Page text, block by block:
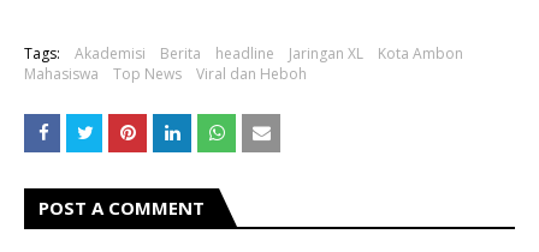
Tags: Akademisi Berita headline Jaringan XL
Kota Ambon
Mahasiswa
Top News Viral dan Heboh
POST A COMMENT